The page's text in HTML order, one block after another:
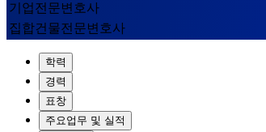
기업전문변호사
집합건물전문변호사
학력
경력
표창
주요업무 및 실적